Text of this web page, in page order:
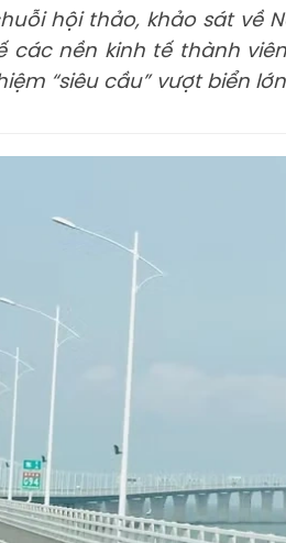
hội thảo, khảo sát về
nền kinh tế thành
“siêu cầu” vượt biển